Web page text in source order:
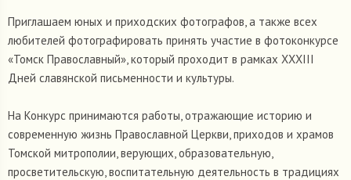
Приглашаем юных и приходских фотографов, а также всех
любителей фотографировать принять участие в фотоконкурсе
«Томск Православный», который проходит в рамках XXXIII
Дней славянской письменности и культуры.
На Конкурс принимаются работы, отражающие историю и
современную жизнь Православной Церкви, приходов и храмов
Томской митрополии, верующих, образовательную,
просветительскую, воспитательную деятельность в традициях